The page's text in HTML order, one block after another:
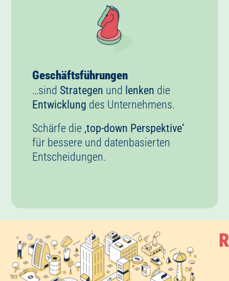
…sindStrategenundlenken
Entwicklungdes Unternehmens.
Schärfe die‚top-down Perspektive‘
für bessere und datenbasierten
Entscheidungen.